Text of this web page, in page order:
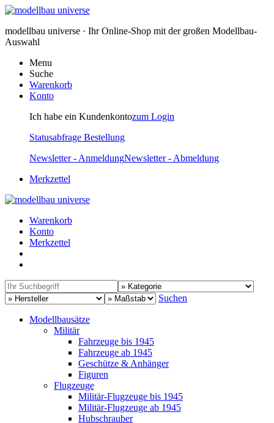
modellbau universe · Ihr Online-Shop mit der großen Modellbau-
Auswahl
Menu
Suche
Warenkorb
Konto
Ich habe ein Kundenkontozum Login
Statusabfrage Bestellung
Newsletter - AnmeldungNewsletter - Abmeldung
Merkzettel
Warenkorb
Konto
Merkzettel
Suchen
Modellbausätze
Militär
Fahrzeuge bis 1945
Fahrzeuge ab 1945
Geschütze & Anhänger
Figuren
Flugzeuge
Militär-Flugzeuge bis 1945
Militär-Flugzeuge ab 1945
Hubschrauber